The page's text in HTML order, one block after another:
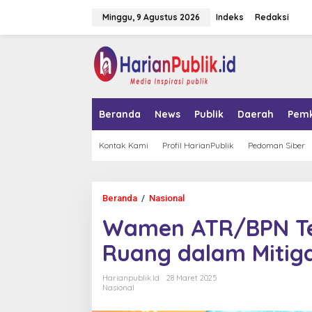
Minggu, 9 Agustus 2026 Indeks Redaksi
Beranda News Publik Daerah
Kontak Kami Profil HarianPublik Pedoman Siber
Beranda / Nasional
n
A
Wamen ATR/BPN
Ruang dalam
Harianpublik.id
28 Maret 2025
Nasional